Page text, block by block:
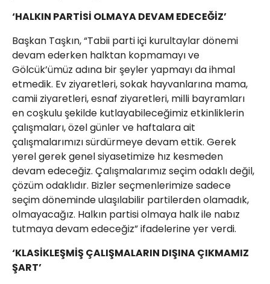
‘HALKIN PARTİSİ OLMAYA DEVAM EDECEĞİZ’
Başkan Taşkın, “Tabii parti içi kurultaylar dönemi
devam ederken halktan kopmamayı ve
Gölcük’ümüz adına bir şeyler yapmayı da ihmal
etmedik. Ev ziyaretleri, sokak hayvanlarına mama,
camii ziyaretleri, esnaf ziyaretleri, milli bayramları
en coşkulu şekilde kutlayabileceğimiz etkinliklerin
çalışmaları, özel günler ve haftalara ait
çalışmalarımızı sürdürmeye devam ettik. Gerek
yerel gerek genel siyasetimize hız kesmeden
devam edeceğiz. Çalışmalarımız seçim odaklı değil,
çözüm odaklıdır. Bizler seçmenlerimize sadece
seçim döneminde ulaşılabilir partilerden olamadık,
olmayacağız. Halkın partisi olmaya halk ile nabız
tutmaya devam edeceğiz” ifadelerine yer verdi.
‘KLASİKLEŞMİŞ ÇALIŞMALARIN DIŞINA ÇIKMAMIZ
ŞART’